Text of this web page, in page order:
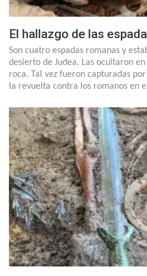
El hallazgo de las
Son cuatro espadas romanas y
desierto de Judea. Las ocultaron
roca. Tal vez fueron capturadas
la revuelta contra los romanos en